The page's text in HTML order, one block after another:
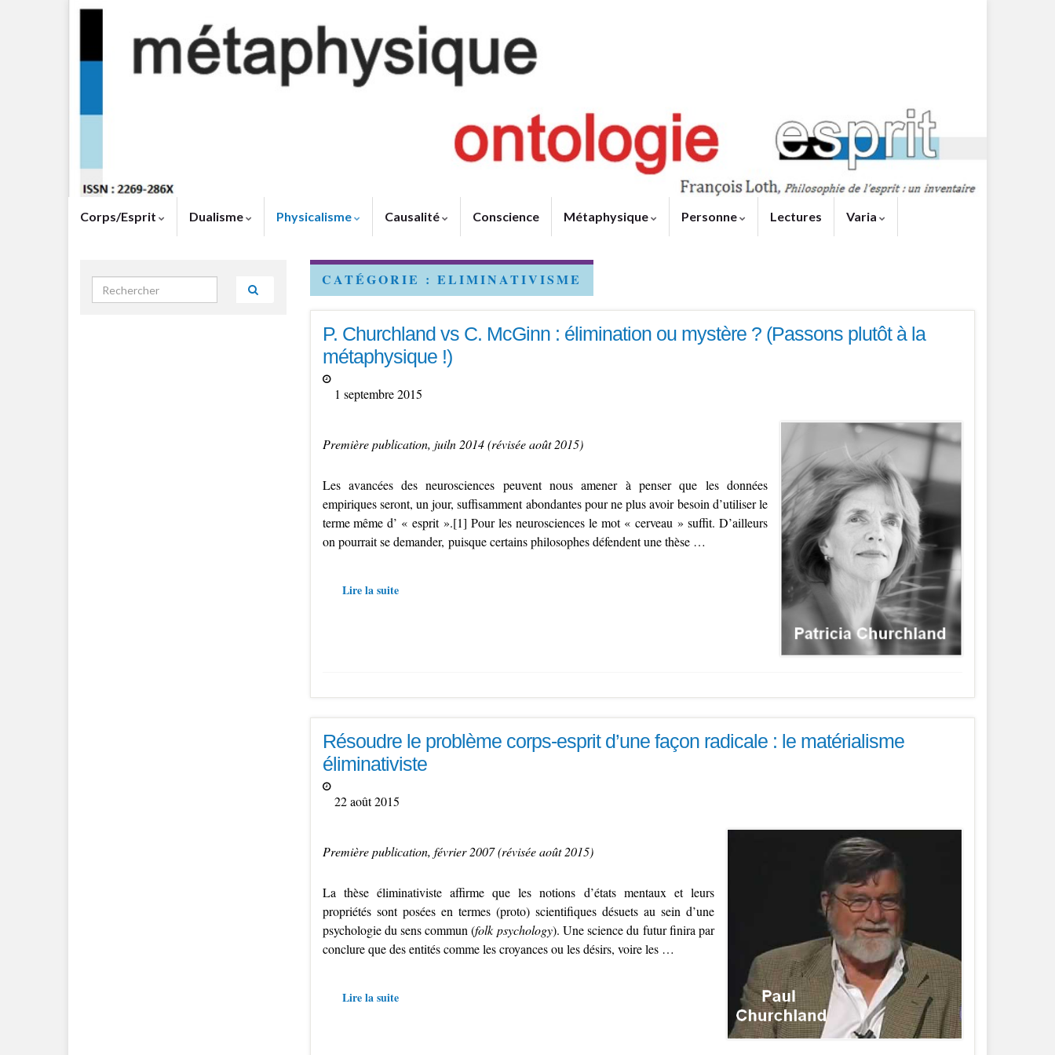
Corps/Esprit Dualisme Physicalisme Causalité Conscience Métaphysique Personne Lectures Varia
CATÉGORIE : ELIMINATIVISME
P. Churchland vs C. McGinn : élimination ou mystère ? (Passons plutôt à la
métaphysique !)
1 septembre 2015
Première publication, juiln 2014 (révisée août 2015)
Les avancées des neurosciences peuvent nous amener à penser que les données
empiriques seront, un jour, suffisamment abondantes pour ne plus avoir besoin d’utiliser le
terme même d’ « esprit ».[1] Pour les neurosciences le mot « cerveau » suffit. D’ailleurs
on pourrait se demander, puisque certains philosophes défendent une thèse …
Lire la suite
Résoudre le problème corps-esprit d’une façon radicale : le matérialisme
éliminativiste
22 août 2015
Première publication, février 2007 (révisée août 2015)
La thèse éliminativiste affirme que les notions d’états mentaux et leurs
propriétés sont posées en termes (proto) scientifiques désuets au sein d’une
psychologie du sens commun (folk psychology). Une science du futur finira par
conclure que des entités comme les croyances ou les désirs, voire les …
Lire la suite
Search for: